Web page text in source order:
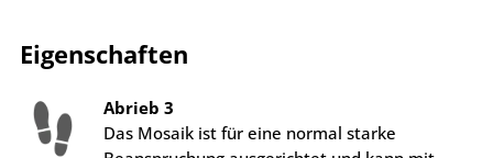
Eigenschaften
Abrieb 3
Das Mosaik ist für eine normal starke